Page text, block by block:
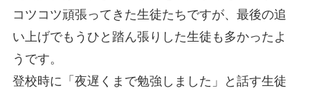
コツコツ頑張ってきた生徒たちですが、最後の追
い上げでもうひと踏ん張りした生徒も多かったよ
うです。
登校時に「夜遅くまで勉強しました」と話す生徒